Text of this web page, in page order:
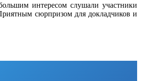
интересом слушали участники
сюрпризом для докладчиков и